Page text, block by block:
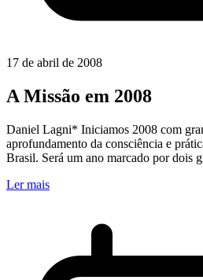
17 de abril de 2008
A Missão em 2008
Daniel Lagni* Iniciamos 2008 com
aprofundamento da consciência e
Brasil. Será um ano marcado por dois
Ler mais